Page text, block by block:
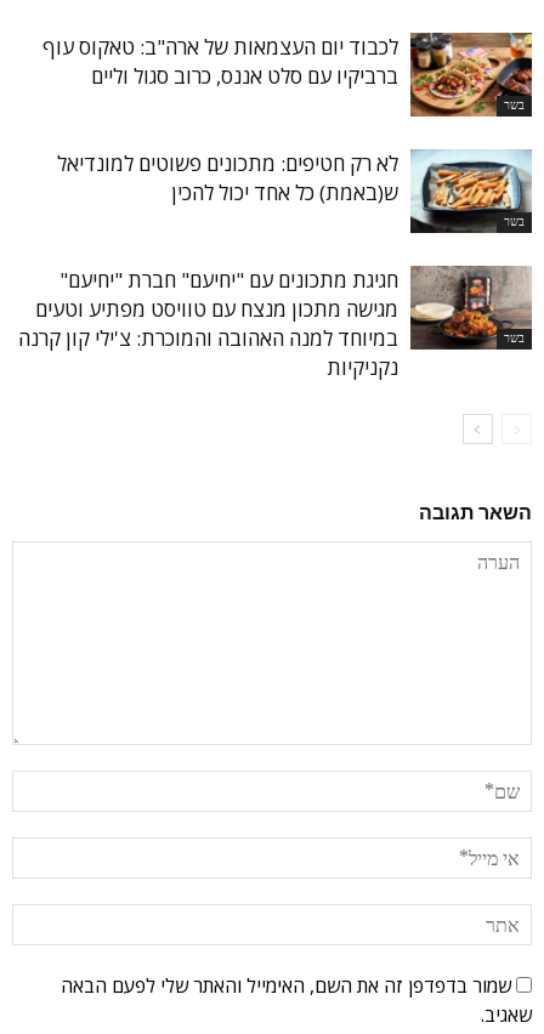
בשר
לכבוד יום העצמאות של ארה"ב: טאקוס עוף
ברביקיו עם סלט אננס, כרוב סגול וליים
בשר
לא רק חטיפים: מתכונים פשוטים למונדיאל
ש(באמת) כל אחד יכול להכין
בשר
חגיגת מתכונים עם "יחיעם" חברת "יחיעם"
מגישה מתכון מנצח עם טוויסט מפתיע וטעים
במיוחד למנה האהובה והמוכרת: צ'ילי קון קרנה
נקניקיות
השאר תגובה
שמור בדפדפן זה את השם, האימייל והאתר שלי לפעם הבאה
שאגיב.